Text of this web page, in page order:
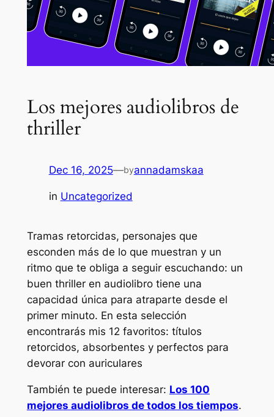
Los mejores audiolibros de
thriller
Dec 16, 2025—byannadamskaa
in Uncategorized
Tramas retorcidas, personajes que
esconden más de lo que muestran y un
ritmo que te obliga a seguir escuchando: un
buen thriller en audiolibro tiene una
capacidad única para atraparte desde el
primer minuto. En esta selección
encontrarás mis 12 favoritos: títulos
retorcidos, absorbentes y perfectos para
devorar con auriculares
También te puede interesar: Los 100
mejores audiolibros de todos los tiempos.